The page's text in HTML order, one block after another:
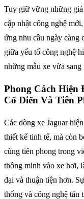
Tuy giữ vững những
cập nhật công nghệ
ứng nhu cầu ngày càng
giữa yếu tố công nghệ
những mẫu xe vừa
Phong Cách Hiện
Cổ Điển Và Tiên
Các dòng xe Jaguar
thiết kế tinh tế, mà còn
cũng tiên phong trong
thông minh vào xe hơi,
đại và thuận tiện hơn.
thống và công nghệ tân